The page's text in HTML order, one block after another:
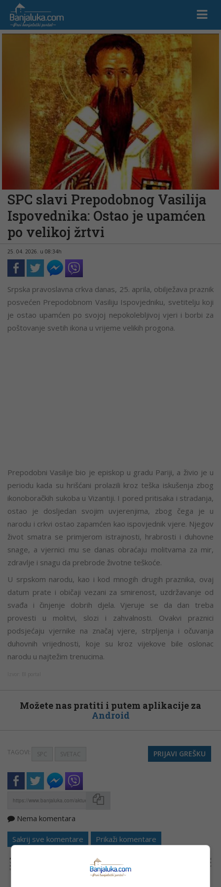
SPC slavi Prepodobnog Vasilija
Ispovednika: Ostao je upamćen
po velikoj žrtvi
25. 04. 2026. u 08:34h
Srpska pravoslavna crkva danas, 25. aprila, obilježava praznik
posvećen Prepodobnom Vasiliju Ispovjedniku, svetitelju koji
je ostao upamćen po svojoj nepokolebljivoj vjeri i borbi za
poštovanje svetih ikona u vrijeme velikih progona.
Prepodobni Vasilije bio je episkop u gradu Pariji, a živio je u
periodu kada su hrišćani prolazili kroz teška iskušenja zbog
ikonoboračkih sukoba u Vizantiji. I pored pritisaka i stradanja,
ostao je dosljedan svojim uvjerenjima, zbog čega je u
narodu i crkvi ostao zapamćen kao ispovjednik vjere. Njegov
život smatra se primjerom istrajnosti, hrabrosti i duhovne
snage, a vjernici mu se danas obraćaju molitvama za mir,
zdravlje i snagu da prebrode životne teškoće.
U srpskom narodu, kao i kod mnogih drugih praznika, ovaj
datum prate i običaji vezani za smirenost, uzdržavanje od
svađa i činjenje dobrih djela. Vjeruje se da dan treba
provesti u molitvi, slozi i zahvalnosti. Ovakvi praznici
podsjećaju vjernike na značaj vjere, strpljenja i očuvanja
duhovnih vrijednosti, koje su kroz vijekove bile oslonac
narodu u najtežim trenucima.
Možete nas pratiti i putem aplikacije za
Android
TAGOVI: SPC SVETAC PRIJAVI GREŠKU
Nema komentara
Sakrij sve komentare Prikaži komentare
NAPOMENA:
Komentari odražavaju stavove njihovih autora, a ne nužno i stavove internet portala Banjaluka.com. Molimo korisnike da se suzdrže od
vrijeđanja, psovanja i vulgarnog izražavanja. Portal Banjaluka.com zadržava pravo da obriše komentar bez najave i objašnjenja. Zbog velikog broja
komentara Banjaluka.com nije dužan obrisati sve komentare koji krše pravila. Kao čitalac takođe prihvatate mogućnost da među komentarima mogu
biti pronađeni sadržaji koji mogu biti u suprotnosti sa vašim vjerskim, moralnim i drugim načelima i uvjerenjima.